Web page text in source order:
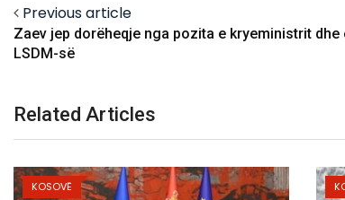
Previous article
Zaev jep dorëheqje nga pozita e kryeministrit dhe
LSDM-së
Related Articles
KOSOVË